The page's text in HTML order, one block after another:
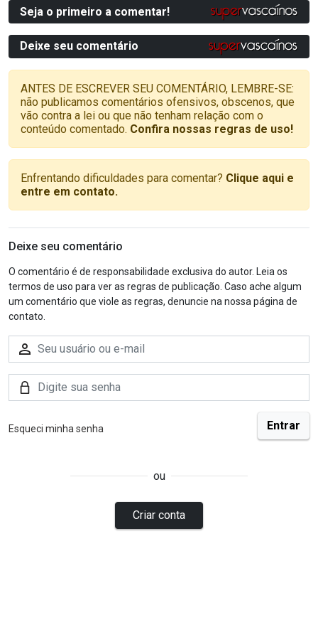
Seja o primeiro a comentar!
Deixe seu comentário
ANTES DE ESCREVER SEU COMENTÁRIO, LEMBRE-SE:
não publicamos comentários ofensivos, obscenos, que
vão contra a lei ou que não tenham relação com o
conteúdo comentado. Confira nossas regras de uso!
Enfrentando dificuldades para comentar? Clique aqui e
entre em contato.
Deixe seu comentário
O comentário é de responsabilidade exclusiva do autor. Leia os
termos de uso para ver as regras de publicação. Caso ache algum
um comentário que viole as regras, denuncie na nossa página de
contato.
Esqueci minha senha
ou
Criar conta